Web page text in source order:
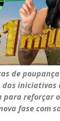
de
das
para reforçar
fase com